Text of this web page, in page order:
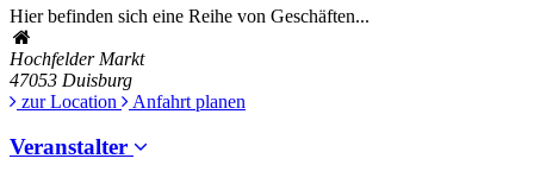
Hier befinden sich eine Reihe von Geschäften...
Hochfelder Markt
47053 Duisburg
zur Location
Anfahrt planen
Veranstalter